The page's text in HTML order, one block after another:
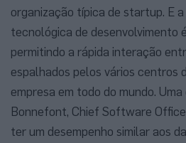
organização típica de startup. E
tecnológica de desenvolvimento
permitindo a rápida interação
espalhados pelos vários centros
empresa em todo do mundo.
Bonnefont, Chief Software
ter um desempenho similar aos